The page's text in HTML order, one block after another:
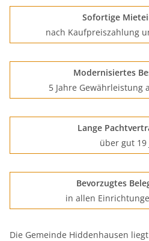
Sofortige
nach Kaufpreiszahlung
Modernisiertes
5 Jahre Gewährleistung
Lange
über gut 19
Bevorzugtes
in allen
Die Gemeinde Hiddenhausen